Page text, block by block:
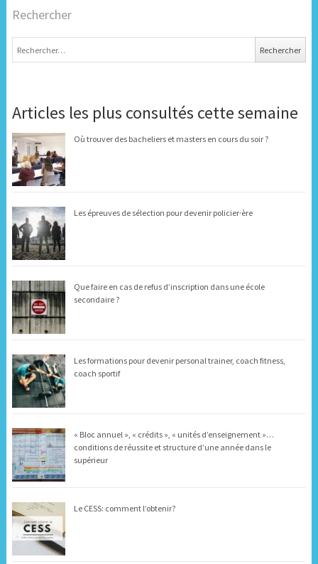
Rechercher
Articles les plus consultés cette semaine
Où trouver des bacheliers et masters en cours du soir ?
Les épreuves de sélection pour devenir policier·ère
Que faire en cas de refus d’inscription dans une école
secondaire ?
Les formations pour devenir personal trainer, coach fitness,
coach sportif
« Bloc annuel », « crédits », « unités d’enseignement »…
conditions de réussite et structure d’une année dans le
supérieur
Le CESS: comment l’obtenir?